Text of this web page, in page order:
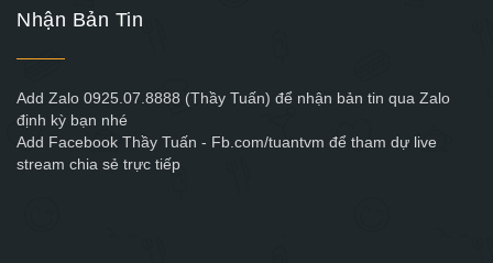
Nhận Bản Tin
Add Zalo 0925.07.8888 (Thầy Tuấn) để nhận bản tin qua Zalo
định kỳ bạn nhé
Add Facebook Thầy Tuấn - Fb.com/tuantvm để tham dự live
stream chia sẻ trực tiếp